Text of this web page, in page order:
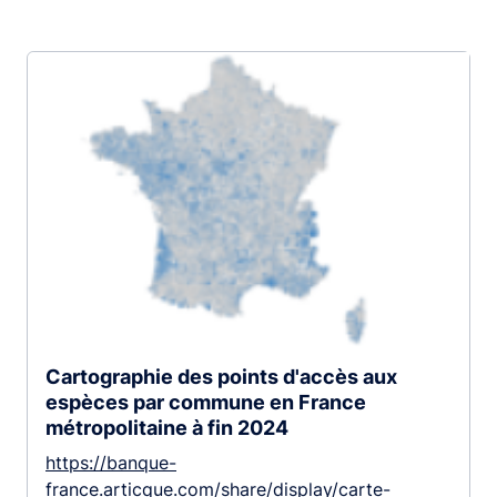
Cartographie des points d'accès aux
espèces par commune en France
métropolitaine à fin 2024
https://banque-
france.articque.com/share/display/carte-